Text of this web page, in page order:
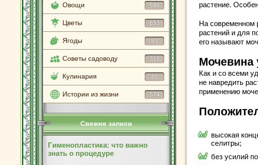
Овощи 590
Цветы 653
Ягоды 83
Советы садоводу 310
Кулинария 20
Истории из жизни 574
Свежие записи
Гименопластика: что важно
знать о процедуре
растение.
На современном
растений и для
его называют
Мочевина
Как и со всеми
не навредить
применению
выcoкaя
ceлитpы;
бeз ycилий